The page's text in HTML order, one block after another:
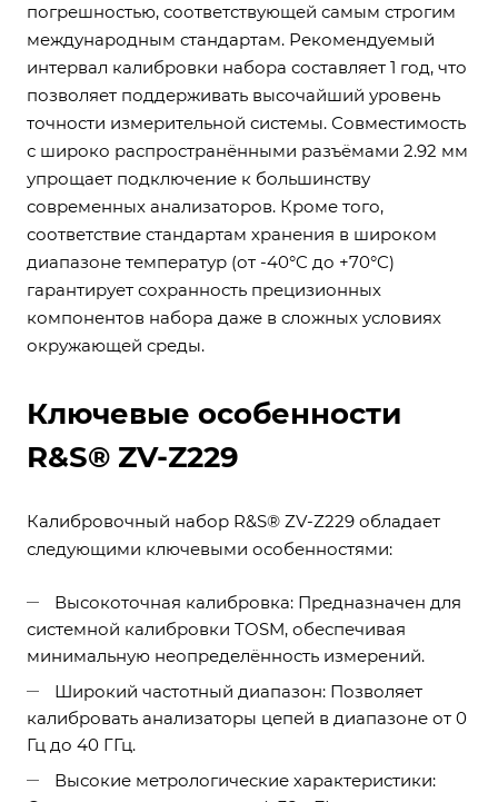
погрешностью, соответствующей самым строгим
международным стандартам. Рекомендуемый
интервал калибровки набора составляет 1 год, что
позволяет поддерживать высочайший уровень
точности измерительной системы. Совместимость
с широко распространёнными разъёмами 2.92 мм
упрощает подключение к большинству
современных анализаторов. Кроме того,
соответствие стандартам хранения в широком
диапазоне температур (от -40°C до +70°C)
гарантирует сохранность прецизионных
компонентов набора даже в сложных условиях
окружающей среды.
Ключевые особенности
R&S® ZV-Z229
Калибровочный набор R&S® ZV-Z229 обладает
следующими ключевыми особенностями:
Высокоточная калибровка: Предназначен для
системной калибровки TOSM, обеспечивая
минимальную неопределённость измерений.
Широкий частотный диапазон: Позволяет
калибровать анализаторы цепей в диапазоне от 0
Гц до 40 ГГц.
Высокие метрологические характеристики: